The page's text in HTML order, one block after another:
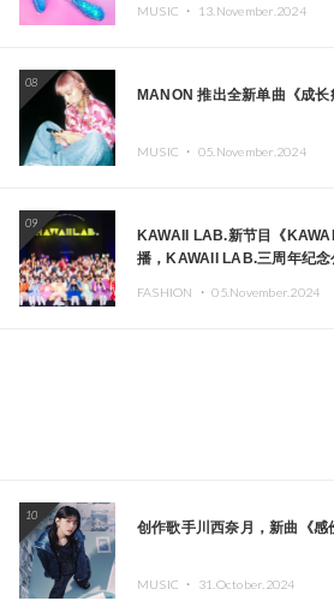
MUSIC ・ 13.November.2024
08
MANON 推出全新单曲《成长
MUSIC ・ 05.November.2024
09
KAWAII LAB.新节目《
播，KAWAII LAB.三周年纪
FASHION ・05.November.2024
10
创作歌手川西奈月，新曲《感
MUSIC ・ 31.October.2024